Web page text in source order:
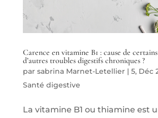
Carence en vitamine B1 : cause de
d’autres troubles digestifs chroniques ?
par sabrina Marnet-Letellier| 5, Déc
Santé digestive
La vitamine B1 ou thiamine est